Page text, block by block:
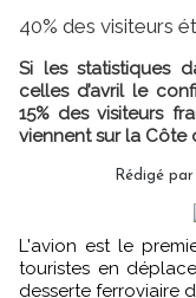
40% des visiteurs
Si les statistiques
celles d’avril le
15% des visiteurs
viennent sur la Côte
Rédigé
L'avion est le premier moyen de transport utilisé par les
touristes en
desserte ferroviaire